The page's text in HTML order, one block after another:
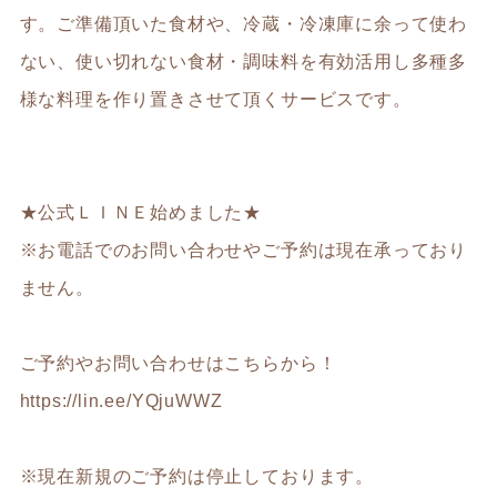
す。ご準備頂いた食材や、冷蔵・冷凍庫に余って使わ
ない、使い切れない食材・調味料を有効活用し多種多
様な料理を作り置きさせて頂くサービスです。
★公式ＬＩＮＥ始めました★
※お電話でのお問い合わせやご予約は現在承っており
ません。
ご予約やお問い合わせはこちらから！
https://lin.ee/YQjuWWZ
※現在新規のご予約は停止しております。